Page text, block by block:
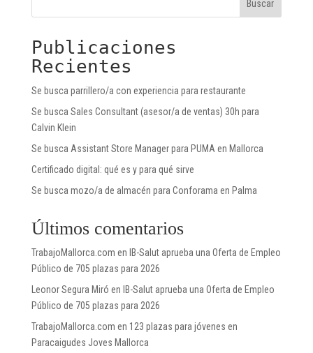
Buscar
Publicaciones
Recientes
Se busca parrillero/a con experiencia para restaurante
Se busca Sales Consultant (asesor/a de ventas) 30h para
Calvin Klein
Se busca Assistant Store Manager para PUMA en Mallorca
Certificado digital: qué es y para qué sirve
Se busca mozo/a de almacén para Conforama en Palma
Últimos comentarios
TrabajoMallorca.com en IB-Salut aprueba una Oferta de Empleo
Público de 705 plazas para 2026
Leonor Segura Miró en IB-Salut aprueba una Oferta de Empleo
Público de 705 plazas para 2026
TrabajoMallorca.com en 123 plazas para jóvenes en
Paracaigudes Joves Mallorca